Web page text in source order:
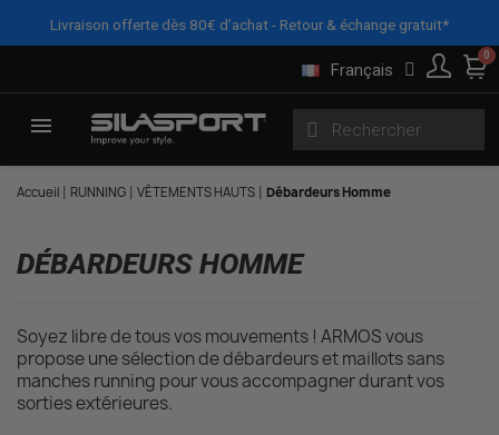
Livraison offerte dès 80€ d’achat - Retour & échange gratuit*
Français
Accueil RUNNING VÊTEMENTS HAUTS Débardeurs Homme
FILTRES X
DÉBARDEURS HOMME
Soyez libre de tous vos mouvements ! ARMOS vous
propose une sélection de débardeurs et maillots sans
manches running pour vous accompagner durant vos
sorties extérieures.